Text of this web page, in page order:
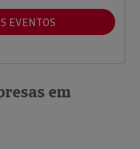
EVENTOS
em